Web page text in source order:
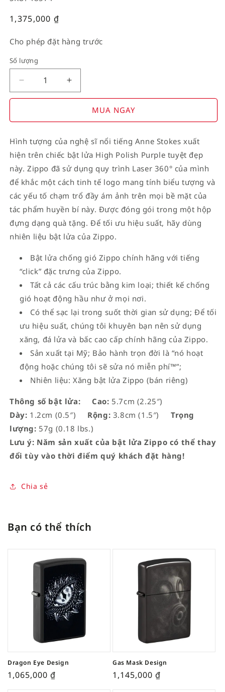
Giá
1,375,000₫
Cho phép đặt hàng trước
Số lượng
Decrease
quantity
American
on
Flag
Increase
quantity
American
on
Flag
MUA NGAY
Hình tượng của nghệ sĩ nổi tiếng Anne Stokes xuất
hiện trên chiếc bật lửa High Polish Purple tuyệt đẹp
này. Zippo đã sử dụng quy trình Laser 360° của mình
để khắc một cách tinh tế logo mang tính biểu tượng và
các yếu tố chạm trổ đầy ám ảnh trên mọi bề mặt của
tác phẩm huyền bí này. Được đóng gói trong một hộp
đựng dạng quà tặng. Để tối ưu hiệu suất, hãy dùng
nhiên liệu bật lửa của Zippo.
Bật lửa chống gió Zippo chính hãng với tiếng
“click” đặc trưng của Zippo.
Tất cả các cấu trúc bằng kim loại; thiết kế chống
gió hoạt động hầu như ở mọi nơi.
Có thể sạc lại trong suốt thời gian sử dụng; Để tối
ưu hiệu suất, chúng tôi khuyên bạn nên sử dụng
xăng, đá lửa và bấc cao cấp chính hãng của Zippo.
Sản xuất tại Mỹ; Bảo hành trọn đời là “nó hoạt
động hoặc chúng tôi sẽ sửa nó miễn phí™”;
Nhiên liệu: Xăng bật lửa Zippo (bán riêng)
Thông số bật lửa: Cao: 5.7cm (2.25″)
Dày: 1.2cm (0.5″) Rộng: 3.8cm (1.5″)
Trọng
lượng: 57g (0.18 lbs.)
Lưu ý: Năm sản xuất của bật lửa Zippo có thể thay
đổi tùy vào thời điểm quý khách đặt hàng!
Chia sẻ
Bạn có thể thích
Dragon Eye Design
1,065,000 ₫
Gas Mask Design
1,145,000 ₫